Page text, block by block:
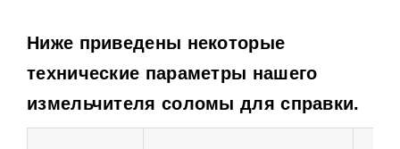
Ниже приведены некоторые
технические параметры нашего
измельчителя соломы для справки.